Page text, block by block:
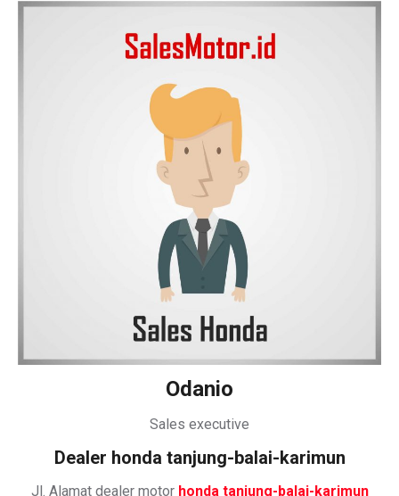
Odanio
Sales executive
Dealer honda tanjung-balai-karimun
Jl. Alamat dealer motor honda tanjung-balai-karimun